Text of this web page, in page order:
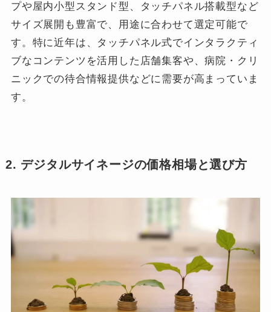
プや屋内小型スタンド型、タッチパネル搭載型など
サイズ展開も豊富で、用途に合わせて選定可能で
す。特に近年は、タッチパネル式でインタラクティ
ブなコンテンツを活用した店舗集客や、病院・クリ
ニックでの待合情報提供などに需要が高まっていま
す。
2. デジタルサイネージの価格相場と選び方